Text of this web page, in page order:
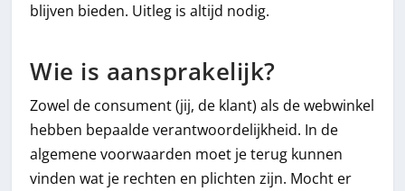
blijven bieden. Uitleg is altijd nodig.
Wie is aansprakelijk?
Zowel de consument (jij, de klant) als de webwinkel
hebben bepaalde verantwoordelijkheid. In de
algemene voorwaarden moet je terug kunnen
vinden wat je rechten en plichten zijn. Mocht er